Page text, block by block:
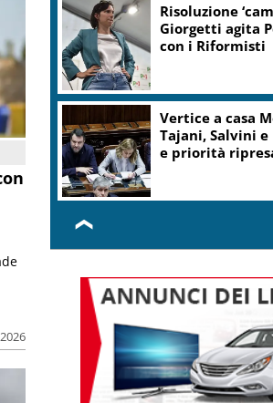
Risoluzione
Giorgetti agita
con i Riformisti
Vertice a casa
Tajani, Salvini
e priorità
❮